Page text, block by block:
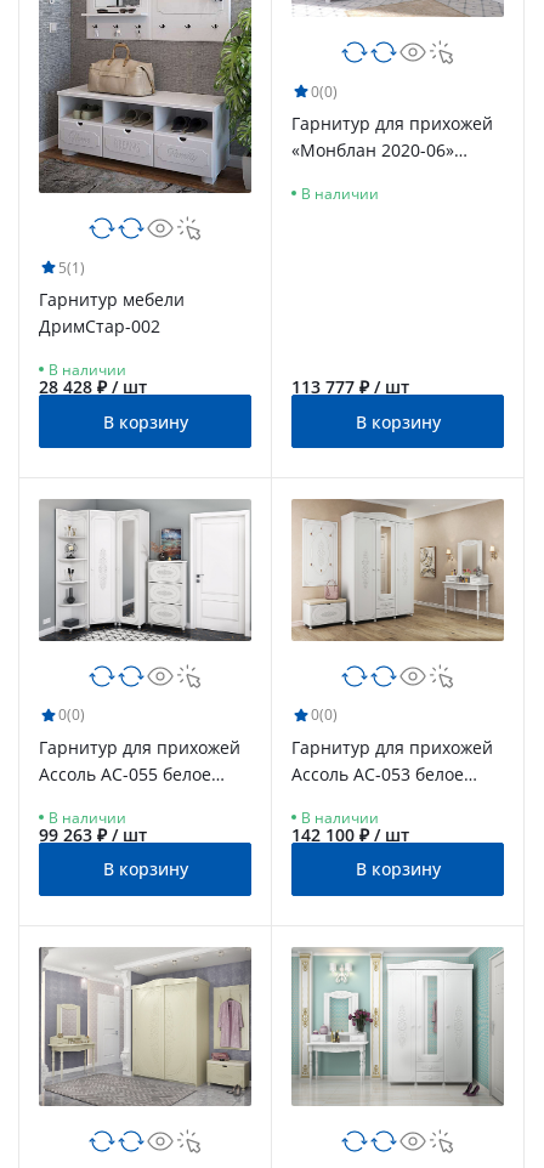
5(1)
Гарнитур мебели
ДримСтар-002
В наличии
28 428 ₽ / шт
В корзину
0(0)
Гарнитур для прихожей
«Монблан 2020-06»
В наличии
113 777 ₽ / шт
В корзину
0(0)
Гарнитур для прихожей
Ассоль АС-055 белое
В наличии
99 263 ₽ / шт
В корзину
0(0)
Гарнитур для прихожей
Ассоль АС-053 белое
В наличии
142 100 ₽ / шт
В корзину